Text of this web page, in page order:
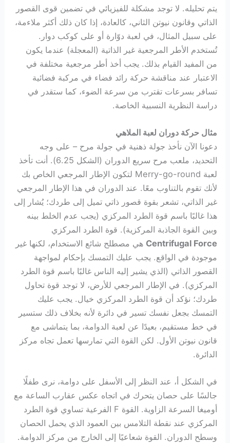
يتم تحليله. لا توجد مشكلة للفيزيائي في تضمين قوى القصور
الذاتي وقانون نيوتن الثاني، كالعادة، إذا كان ذلك أكثر ملاءمة،
على سبيل المثال، في لعبة دوّارة أو على كوكب دوار.
تُستخدم الأطر المرجعية غير الذاتية (المعجلة) عندما يكون
من المفيد القيام بذلك. يجب أخذ أطر مرجعية مختلفة في
الاعتبار عند مناقشة حركة رائد فضاء في مركبة فضائية
تسافر بسرعات تقترب من سرعة الضوء، كما ستقدر في
دراسة النظرية النسبية الخاصة.
مثال حركة دوران لعبة الملاهي
دعونا الآن نأخذ جولة ذهنية في جولة مرح – على وجه
التحديد، ملعب مرح سريع الدوران (الشكل 6.25). أنت تأخذ
لعبة Merry-go-round لتكون الإطار المرجعي الخاص بك
لأنك تقوم بالتناوب معًا. عند الدوران في هذا الإطار المرجعي
غير الذاتي، تشعر بقوة قصور ذاتي تميل إلى طردك؛ يُشار إلى
هذا غالبًا باسم قوة الطرد المركزي (يجب عدم الخلط بينه
وبين القوة الجاذبة المركزية). قوة الطرد المركزي
Centrifugal Force هي مصطلح شائع الاستخدام، لكنها غير
موجودة في الواقع. يجب عليك التمسك بإحكام لمواجهة
القصور الذاتي (الذي يشير إليه الناس غالبًا باسم قوة الطرد
المركزي). في الإطار المرجعي للأرض، لا توجد قوة تحاول
طردك؛ نؤكد أن قوة الطرد المركزي خيال. يجب عليك
التمسك بجعل نفسك تسير في دائرة لأنه بخلاف ذلك ستسير
في خط مستقيم، بعيدًا عن لعبة الدوامة، بما يتماشى مع
قانون نيوتن الأول. لكن القوة التي تمارسها تعمل تجاه مركز
الدائرة.
في الشكل أ، عند النظر إلى الأسفل على دوامة، نرى طفلًا
جالسًا على حصان يتحرك في اتجاه عكس عقارب الساعة مع
أوميغا السرعة الزاوية. القوة F الفرعية تساوي قوة الطرد
المركزي عند نقطة التلامس بين العمود الذي يحمل الحصان
وسطح الدوران. القوة شعاعيًا إلى الخارج من مركز الدوامة.